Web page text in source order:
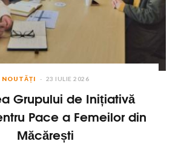
NOUTĂȚI 23 IULIE 2026
Grupului de Inițiativă
Pace a Femeilor din
Măcărești